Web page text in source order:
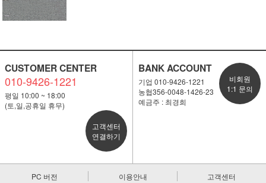
CUSTOMER CENTER
010-9426-1221
평일 10:00 ~ 18:00
(토,일,공휴일 휴무)
고객센터
연결하기
BANK ACCOUNT
기업 010-9426-1221
농협356-0048-1426-23
예금주 : 최경희
비회원
1:1 문의
PC 버전 이용안내 고객센터